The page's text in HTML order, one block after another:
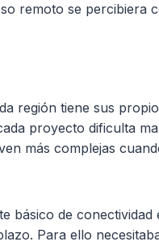
remoto se percibiera
región tiene sus
proyecto dificulta
más complejas
básico de
Para ello